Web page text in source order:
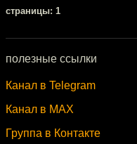
cтраницы: 1
полезные ссылки
Канал в Telegram
Канал в MAX
Группа в Контакте